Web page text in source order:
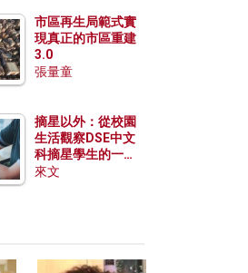
市區再生局範式實
現真正的市區重建
3.0
張量童
摘星以外：從校園
生活觀察DSE中文
科摘星學生的一點
特質
來文